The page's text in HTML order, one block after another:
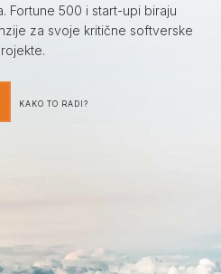
Fortune 500 i start-upi biraju
za svoje kritične softverske
KAKO TO RADI?